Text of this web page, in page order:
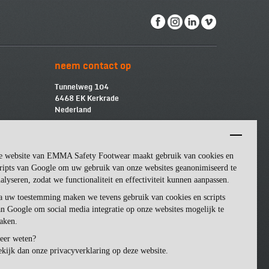
website van EMMA Safety Footwear maakt gebruik van cookies en
van Google om uw gebruik van onze websites geanonimiseerd te
zodat we functionaliteit en effectiviteit kunnen aanpassen.
uw toestemming maken we tevens gebruik van cookies en scripts
Google om social media integratie op onze websites mogelijk te
weten?
dan onze privacyverklaring op deze website.
neem contact op
Tunnelweg 104
6468 EK Kerkrade
Nederland
Emma Safety Footwear BV
BTW -nummer: NL852463509B01
KvK-nummer: 57162581